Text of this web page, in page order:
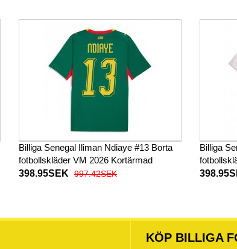
Billiga Senegal Iliman Ndiaye #13 Borta
fotbollskläder VM 2026 Kortärmad
398.95SEK
997.42SEK
Billiga
KÖP BILLIGA